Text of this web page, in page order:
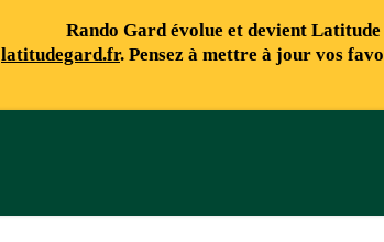
Rando Gard évolue et devient
latitudegard.fr. Pensez à mettre à jour vos